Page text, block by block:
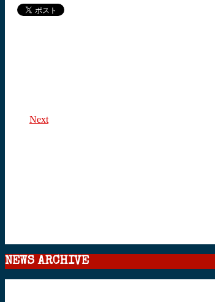
Next
NEWS ARCHIVE